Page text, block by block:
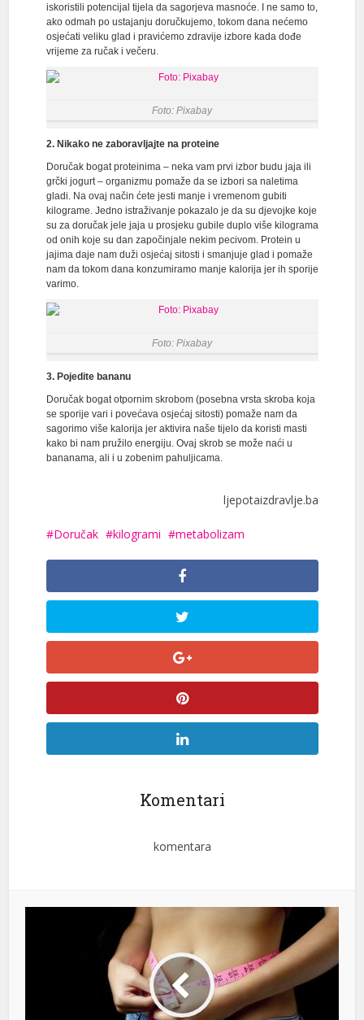
iskoristili potencijal tijela da sagorjeva masnoće. I ne samo to,
ako odmah po ustajanju doručkujemo, tokom dana nećemo
osjećati veliku glad i pravićemo zdravije izbore kada dođe
vrijeme za ručak i večeru.
Foto: Pixabay
2. Nikako ne zaboravljajte na proteine
Doručak bogat proteinima – neka vam prvi izbor budu jaja ili
grčki jogurt – organizmu pomaže da se izbori sa naletima
gladi. Na ovaj način ćete jesti manje i vremenom gubiti
kilograme. Jedno istraživanje pokazalo je da su djevojke koje
su za doručak jele jaja u prosjeku gubile duplo više kilograma
od onih koje su dan započinjale nekim pecivom. Protein u
jajima daje nam duži osjećaj sitosti i smanjuje glad i pomaže
nam da tokom dana konzumiramo manje kalorija jer ih sporije
varimo.
Foto: Pixabay
3. Pojedite bananu
Doručak bogat otpornim skrobom (posebna vrsta skroba koja
se sporije vari i povećava osjećaj sitosti) pomaže nam da
sagorimo više kalorija jer aktivira naše tijelo da koristi masti
kako bi nam pružilo energiju. Ovaj skrob se može naći u
bananama, ali i u zobenim pahuljicama.
ljepotaizdravlje.ba
Doručak kilogrami metabolizam
Komentari
komentara